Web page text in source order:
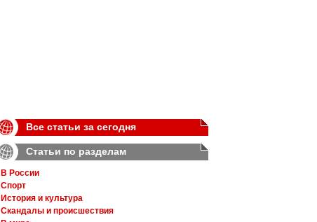
Все статьи за сегодня
Статьи по разделам
В России
Спорт
История и культура
Скандалы и происшествия